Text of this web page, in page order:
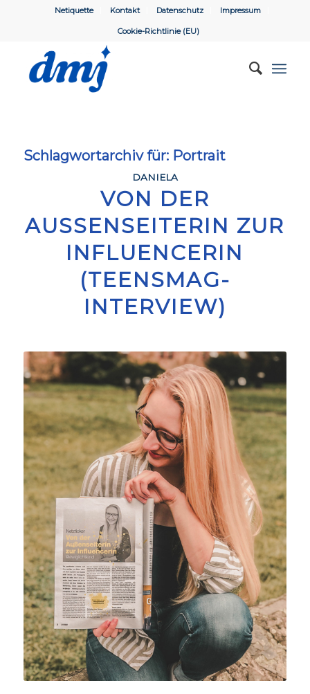
Netiquette Kontakt Datenschutz Impressum
Cookie-Richtlinie (EU)
Schlagwortarchiv für: Portrait
DANIELA
VON DER
AUSSENSEITERIN ZUR I
NFLUENCERIN (
TEENSMAG-I
NTERVIEW)